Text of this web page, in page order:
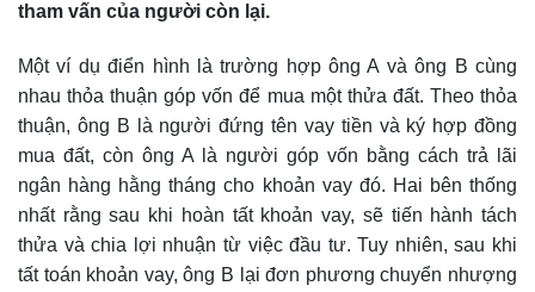
tham vấn của người còn lại.
Một ví dụ điển hình là trường hợp ông A và ông B cùng
nhau thỏa thuận góp vốn để mua một thửa đất. Theo thỏa
thuận, ông B là người đứng tên vay tiền và ký hợp đồng
mua đất, còn ông A là người góp vốn bằng cách trả lãi
ngân hàng hằng tháng cho khoản vay đó. Hai bên thống
nhất rằng sau khi hoàn tất khoản vay, sẽ tiến hành tách
thửa và chia lợi nhuận từ việc đầu tư. Tuy nhiên, sau khi
tất toán khoản vay, ông B lại đơn phương chuyển nhượng